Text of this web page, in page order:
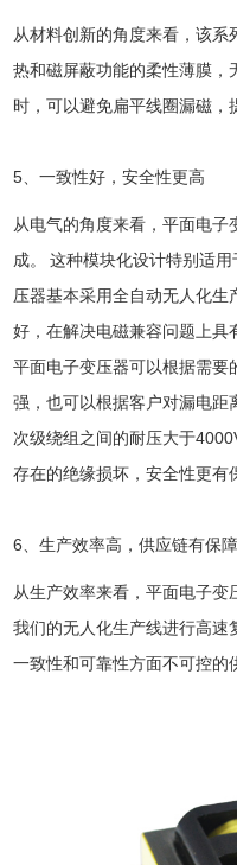
从材料创新的角度来看，该
热和磁屏蔽功能的柔性薄膜，
时，可以避免扁平线圈漏磁，
5、一致性好，安全性更高
从电气的角度来看，平面电
成。 这种模块化设计特别适
压器基本采用全自动无人化
好，在解决电磁兼容问题上具
平面电子变压器可以根据需
强，也可以根据客户对漏电距
次级绕组之间的耐压大于
存在的绝缘损坏，安全性更有
6、生产效率高，供应链有保障
从生产效率来看，平面电子变
我们的无人化生产线进行高
一致性和可靠性方面不可控的